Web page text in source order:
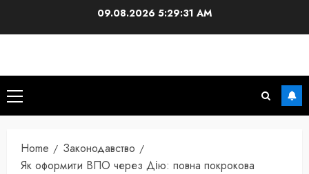
09.08.2026 5:29:33 AM
Primary
Menu
Home
Законодавство
Як оформити ВПО через Дію: повна покрокова